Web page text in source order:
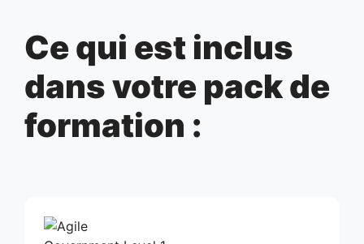
Ce qui est inclus
dans votre pack de
formation :